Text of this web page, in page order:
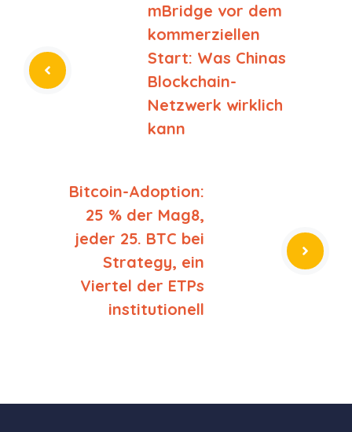
mBridge vor dem
kommerziellen
Start: Was Chinas
Blockchain-
Netzwerk wirklich
kann
Bitcoin-Adoption:
25 % der Mag8,
jeder 25. BTC bei
Strategy, ein
Viertel der ETPs
institutionell